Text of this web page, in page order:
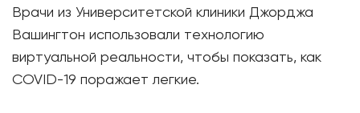
Врачи из Университетской клиники Джорджа
Вашингтон использовали технологию
виртуальной реальности, чтобы показать, как
COVID-19 поражает легкие.